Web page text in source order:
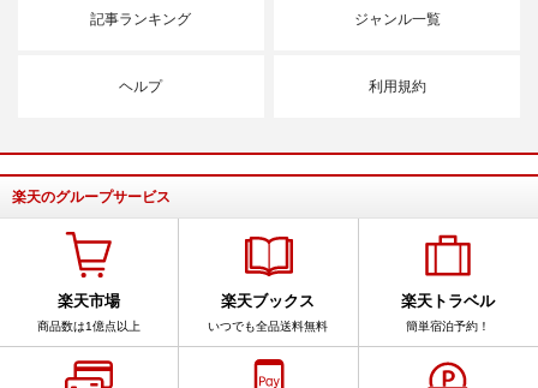
記事ランキング ジャンル一覧
ヘルプ 利用規約
楽天のグループサービス
楽天市場
商品数は1億点以上
楽天ブックス
いつでも全品送料無料
楽天トラベル
簡単宿泊予約！